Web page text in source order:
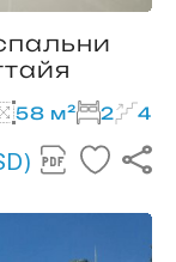
58 м² 2 4